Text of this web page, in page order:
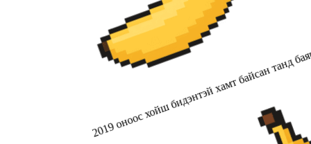
2019 оноос хойш бидэнтэй хамт байсан